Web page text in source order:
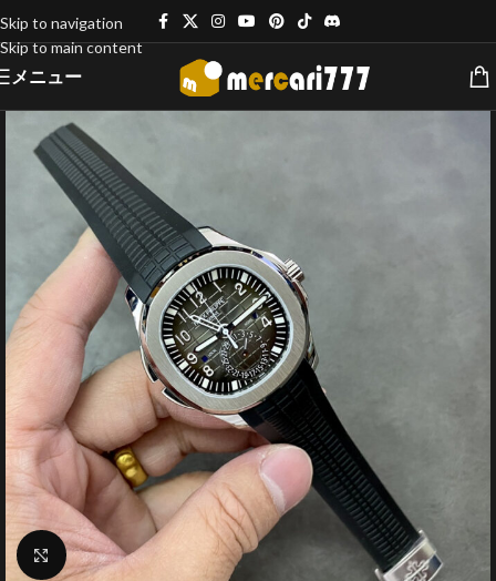
Skip to navigation
Skip to main content
メニュー
クリックで拡大